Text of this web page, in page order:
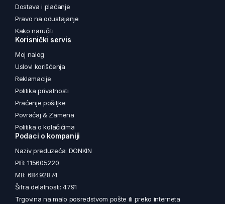
Dostava i plaćanje
Pravo na odustajanje
Kako naručiti
Korisnički servis
Moj nalog
Uslovi korišćenja
Reklamacije
Politika privatnosti
Praćenje pošiljke
Povraćaj & Zamena
Politika o kolačićima
Podaci o kompaniji
Naziv preduzeća: DONKIN
PIB: 115605220
MB: 68492874
Šifra delatnosti: 4791
Trgovina na malo posredstvom pošte ili preko interneta